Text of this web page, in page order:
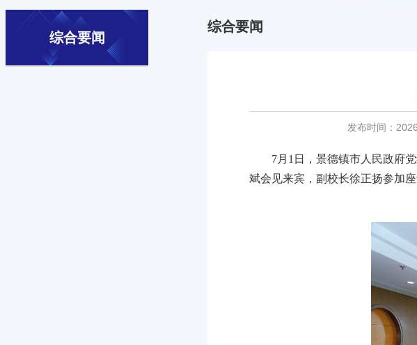
综合要闻
综合要闻
发布时间：
7月1日，景德镇市人民政府
斌会见来宾，副校长徐正扬参加座